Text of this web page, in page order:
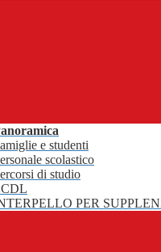
e studenti
scolastico
di studio
PER